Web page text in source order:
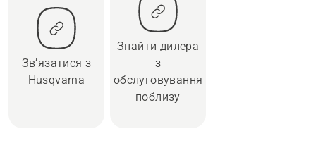
Зв’язатися з
Husqvarna
Знайти дилера
з
обслуговування
поблизу